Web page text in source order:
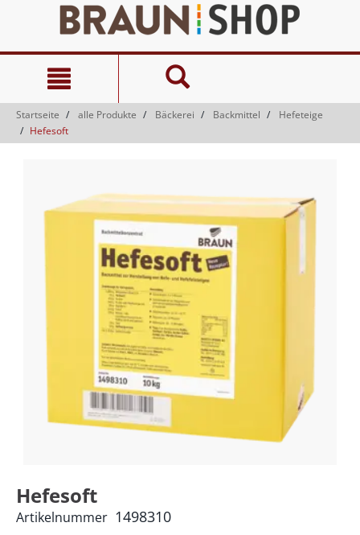
springen
Navigationsmenü
springen
Startseite alle Produkte Bäckerei Backmittel
Hefeteige
Hefesoft
Hefesoft
Artikelnummer 1498310